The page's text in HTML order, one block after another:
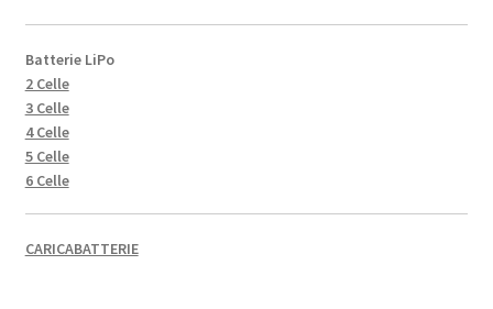
Batterie LiPo
2 Celle
3 Celle
4 Celle
5 Celle
6 Celle
CARICABATTERIE